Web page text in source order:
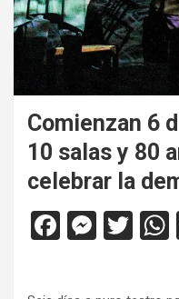
Comienzan 6
10 salas y 80
celebrar la
F
M T